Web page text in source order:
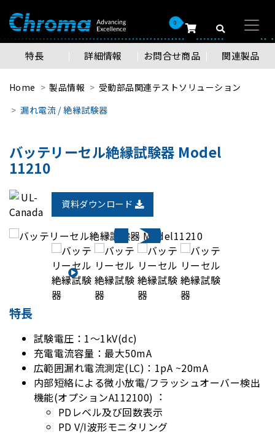
0
特長 詳細情報 お問合せ商品 関連製品
Home 製品情報
受動部品関連テストソリューション
漏れ電流 / 絶縁試験器
バッテリーセル絶縁試験器 Model
11210
資料ダウンロード
特長
試験電圧：1～1kV(dc)
充電電流容量：最大50mA
広範囲漏れ電流測定(LC)：1pA ~20mA
内部短絡による微小放電/フラッシュオーバー検出
機能(オプションA112100)︓
PDレベル及び回数表示
PD V/I波形モニタリング